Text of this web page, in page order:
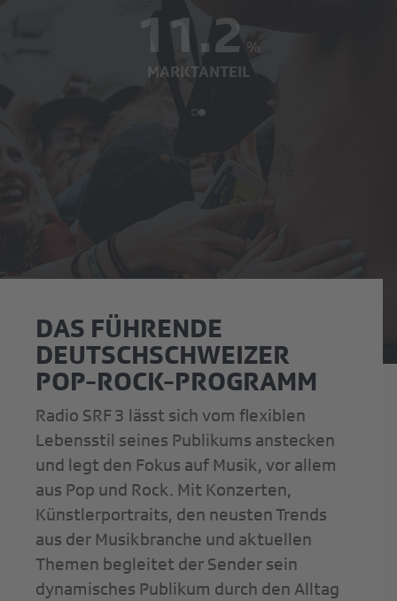
11.2 %
MARKTANTEIL
DAS FÜHRENDE
DEUTSCHSCHWEIZER
POP-ROCK-PROGRAMM
Radio SRF 3 lässt sich vom flexiblen
Lebensstil seines Publikums anstecken
und legt den Fokus auf Musik, vor allem
aus Pop und Rock. Mit Konzerten,
Künstlerportraits, den neusten Trends
aus der Musikbranche und aktuellen
Themen begleitet der Sender sein
dynamisches Publikum durch den Alltag